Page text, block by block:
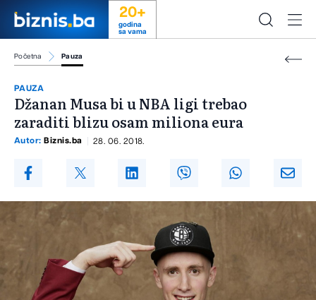
20+
godina
sa vama
Početna Pauza
PAUZA
Džanan Musa bi u NBA ligi trebao
zaraditi blizu osam miliona eura
Autor: Biznis.ba 28. 06. 2018.